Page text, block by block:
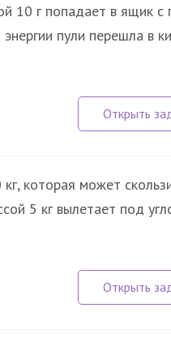
10 г попадает в ящик
энергии пули перешла в
которая может
5 кг вылетает под